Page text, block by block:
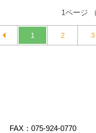
1ページ
1 2 3
FAX：075-924-0770